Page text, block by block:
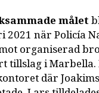
målet
2021 när Policía
organiserad
tillslag i Marbella.
där